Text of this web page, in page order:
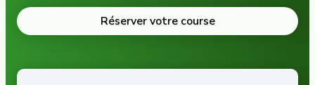
Réserver votre course